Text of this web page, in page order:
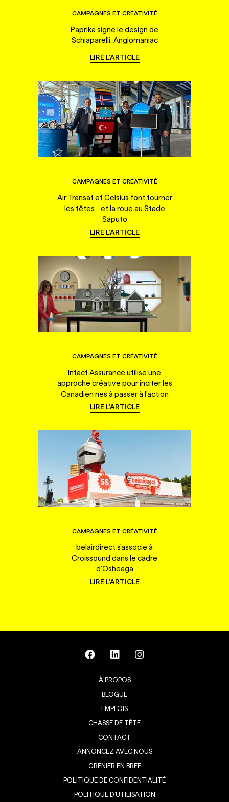
CAMPAGNES ET CRÉATIVITÉ
Paprika signe le design de
Schiaparelli: Anglomaniac
LIRE L'ARTICLE
CAMPAGNES ET CRÉATIVITÉ
Air Transat et Celsius font tourner
les têtes... et la roue au Stade
Saputo
LIRE L'ARTICLE
CAMPAGNES ET CRÉATIVITÉ
Intact Assurance utilise une
approche créative pour inciter les
Canadien·nes à passer à l'action
LIRE L'ARTICLE
CAMPAGNES ET CRÉATIVITÉ
belairdirect s'associe à
Croissound dans le cadre
d'Osheaga
LIRE L'ARTICLE
À PROPOS
BLOGUE
EMPLOIS
CHASSE DE TÊTE
CONTACT
ANNONCEZ AVEC NOUS
GRENIER EN BREF
POLITIQUE DE CONFIDENTIALITÉ
POLITIQUE D’UTILISATION